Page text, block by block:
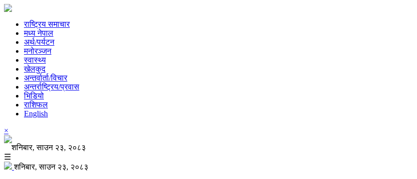
राष्ट्रिय समाचार
मध्य नेपाल
अर्थ/पर्यटन
मनोरञ्जन
स्वास्थ्य
खेलकुद
अन्तर्वार्ता/विचार
अन्तर्राष्ट्रिय/प्रवास
भिडियो
राशिफल
English
×
शनिबार, साउन २३, २०८३
☰
शनिबार, साउन २३, २०८३